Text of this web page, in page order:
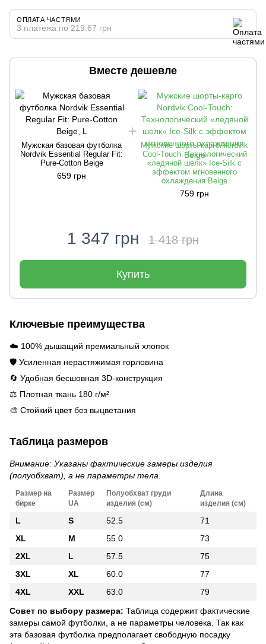
ОПЛАТА ЧАСТЯМИ
3 платежа по 219.67 грн
Вместе дешевле
Мужская базовая футболка
Nordvik Essential Regular Fit:
Pure-Cotton Beige
659 грн
Мужские шорты-карго Nordvik
Cool-Touch: Технологический
«ледяной шелк» Ice-Silk с
эффектом мгновенного
охлаждения Beige
759 грн
1 347 грн 1 418 грн
Купить
Ключевые преимущества
☁️ 100% дышащий премиальный хлопок
🛡️ Усиленная нерастяжимая горловина
🔄 Удобная бесшовная 3D-конструкция
⚖️ Плотная ткань 180 г/м²
🎨 Стойкий цвет без выцветания
Таблица размеров
Внимание: Указаны фактические замеры изделия
(полуобхват), а не параметры тела.
Размер на
бирке
Размер
UA
Полуобхват груди
изделия (см)
Длина
изделия (см)
L S 52.5
71
XL
M 55.0
73
2XL
L 57.5
75
3XL
XL 60.0
77
4XL
XXL 63.0
79
Совет по выбору размера: Таблица содержит фактические
замеры самой футболки, а не параметры человека. Так как
эта базовая футболка предполагает свободную посадку